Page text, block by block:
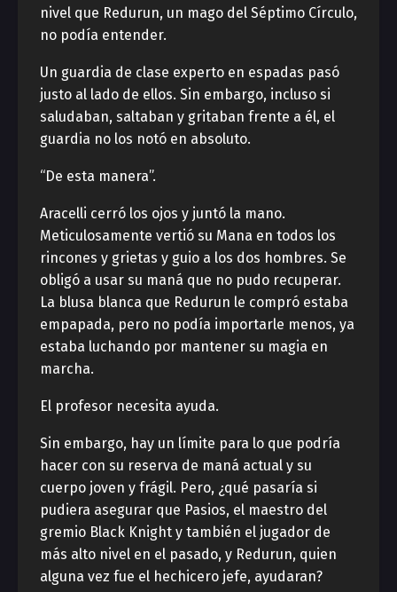
nivel que Redurun, un mago del Séptimo Círculo,
no podía entender.
Un guardia de clase experto en espadas pasó
justo al lado de ellos. Sin embargo, incluso si
saludaban, saltaban y gritaban frente a él, el
guardia no los notó en absoluto.
“De esta manera”.
Aracelli cerró los ojos y juntó la mano.
Meticulosamente vertió su Mana en todos los
rincones y grietas y guio a los dos hombres. Se
obligó a usar su maná que no pudo recuperar.
La blusa blanca que Redurun le compró estaba
empapada, pero no podía importarle menos, ya
estaba luchando por mantener su magia en
marcha.
El profesor necesita ayuda.
Sin embargo, hay un límite para lo que podría
hacer con su reserva de maná actual y su
cuerpo joven y frágil. Pero, ¿qué pasaría si
pudiera asegurar que Pasios, el maestro del
gremio Black Knight y también el jugador de
más alto nivel en el pasado, y Redurun, quien
alguna vez fue el hechicero jefe, ayudaran?